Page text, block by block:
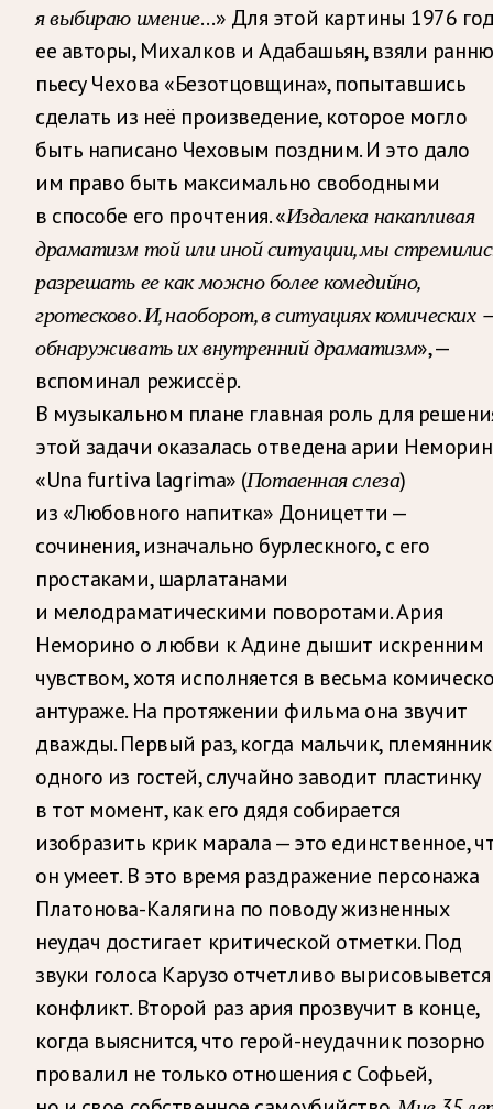
я выбираю имение…» Для этой картины 1976
ее авторы, Михалков и Адабашьян, взяли
пьесу Чехова «Безотцовщина», попытавшись
сделать из неё произведение, которое могло
быть написано Чеховым поздним. И это дало
им право быть максимально свободными
в способе его прочтения. «Издалека накапливая
драматизм той или иной ситуации, мы
разрешать ее как можно более комедийно,
гротесково. И, наоборот, в ситуациях комических
обнаруживать их внутренний драматизм», —
вспоминал режиссёр.
В музыкальном плане главная роль для
этой задачи оказалась отведена арии
«Una furtiva lagrima» (Потаенная слеза)
из «Любовного напитка» Доницетти —
сочинения, изначально бурлескного, с его
простаками, шарлатанами
и мелодраматическими поворотами. Ария
Неморино о любви к Адине дышит искренним
чувством, хотя исполняется в весьма
антураже. На протяжении фильма она звучит
дважды. Первый раз, когда мальчик, племянник
одного из гостей, случайно заводит пластинку
в тот момент, как его дядя собирается
изобразить крик марала — это единственное,
он умеет. В это время раздражение персонажа
Платонова-Калягина по поводу жизненных
неудач достигает критической отметки. Под
звуки голоса Карузо отчетливо вырисовывется
конфликт. Второй раз ария прозвучит в конце,
когда выяснится, что герой-неудачник позорно
провалил не только отношения с Софьей,